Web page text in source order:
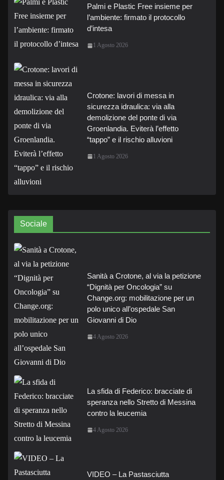
Palmi e Plastic Free insieme per
l’ambiente: firmato il protocollo
d’intesa
1 Agosto 2026
Crotone: lavori di messa in
sicurezza idraulica: via alla
demolizione del ponte di via
Groenlandia. Eviterà l’effetto
“tappo” e il rischio alluvioni
1 Agosto 2026
Sociale
Sanità a Crotone, al via la petizione
“Dignità per Oncologia” su
Change.org: mobilitazione per un
polo unico all’ospedale San
Giovanni di Dio
4 Agosto 2026
La sfida di Federico: bracciate di
speranza nello Stretto di Messina
contro la leucemia
4 Agosto 2026
VIDEO – La Pastasciutta